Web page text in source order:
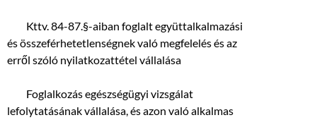
 Kttv. 84-87.§-aiban foglalt együttalkalmazási
és összeférhetetlenségnek való megfelelés és az
erről szóló nyilatkozattétel vállalása
 Foglalkozás egészségügyi vizsgálat
lefolytatásának vállalása, és azon való alkalmas